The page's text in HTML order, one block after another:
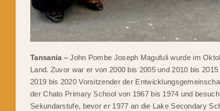
Tansania –John Pombe Joseph Magufuli wurde im
Land. Zuvor war er von 2000 bis 2005 und 2010 bis
2019 bis 2020 Vorsitzender der
der Chato Primary School von 1967 bis 1974 und
Sekundarstufe, bevor er 1977 an die Lake Secondary